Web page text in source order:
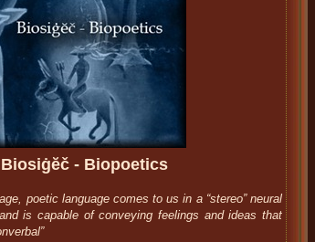
Biosiġĕč - Biopoetics
poetic language comes to us in a “stereo” neural
is capable of conveying feelings and ideas that